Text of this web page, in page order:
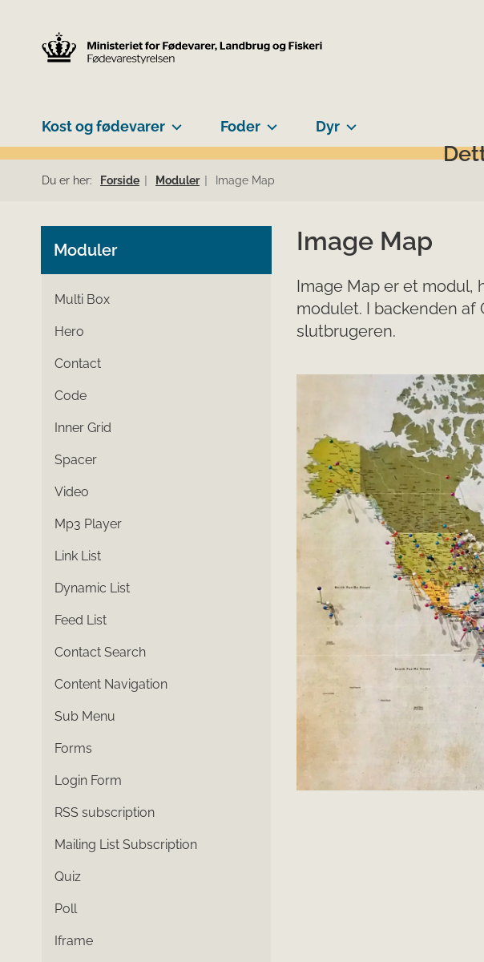
Kost og fødevarer Foder Dyr
Du er her: Forside Moduler Image Map
Moduler
Multi Box
Hero
Contact
Code
Inner Grid
Spacer
Video
Mp3 Player
Link List
Dynamic List
Feed List
Contact Search
Content Navigation
Sub Menu
Forms
Login Form
RSS subscription
Mailing List Subscription
Quiz
Poll
Iframe
Image Map
Image Map er et modul,
modulet. I backenden af
slutbrugeren.